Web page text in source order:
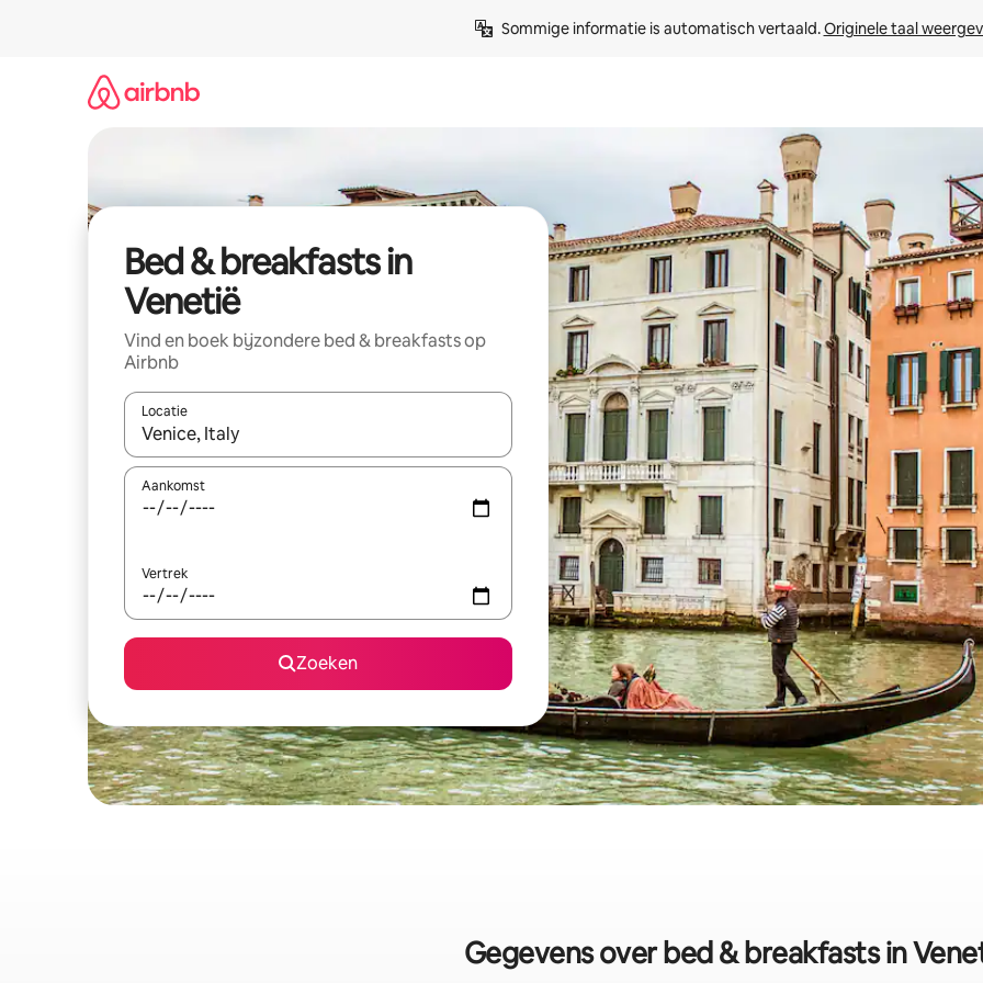
Sommige informatie is automatisch vertaald. Originele taal
Bed & breakfasts in
Venetië
Vind en boek bijzondere bed & breakfasts op
Airbnb
Locatie
Wanneer er resultaten beschikbaar zijn, maak je een keuze met je de pijltjestoetsen omhoog en omlaag, óf door te
Aankomst
Vertrek
Zoeken
Gegevens over bed & breakfasts in